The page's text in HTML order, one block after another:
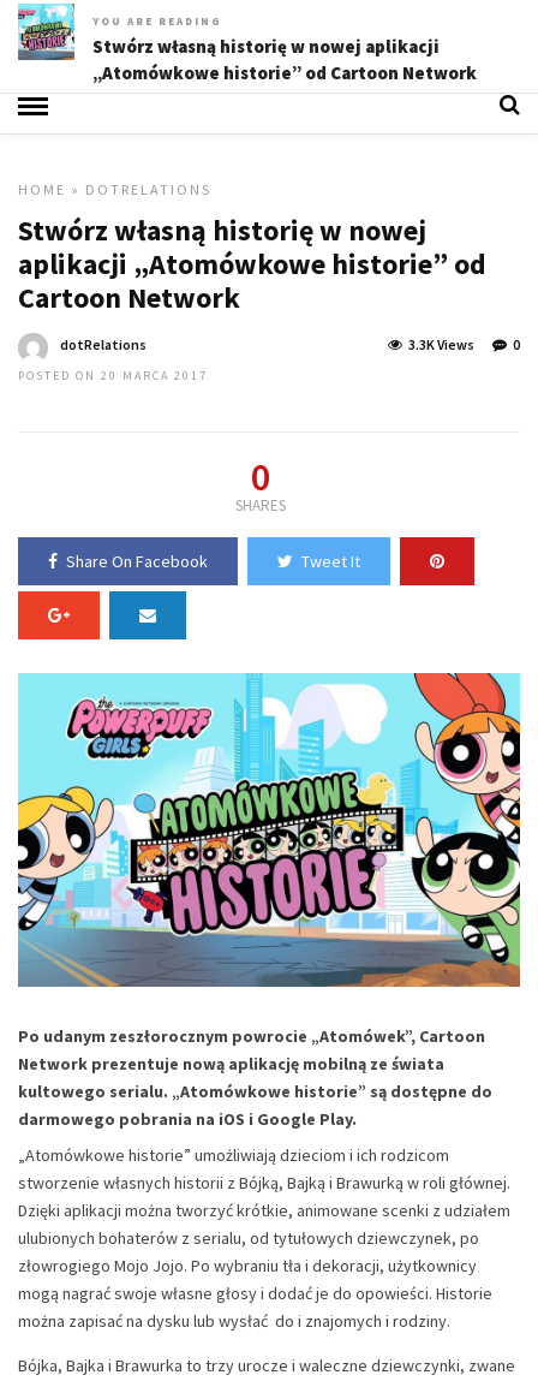
HOME » DOTRELATIONS
Stwórz własną historię w nowej
aplikacji „Atomówkowe historie” od
Cartoon Network
dotRelations
POSTED ON 20 MARCA 2017
0
3.3K Views
0
SHARES
Share On Facebook Tweet It
Po udanym zeszłorocznym powrocie „Atomówek”, Cartoon
Network prezentuje nową aplikację mobilną ze świata
kultowego serialu. „Atomówkowe historie” są dostępne do
darmowego pobrania na iOS i Google Play.
„Atomówkowe historie” umożliwiają dzieciom i ich rodzicom
stworzenie własnych historii z Bójką, Bajką i Brawurką w roli głównej.
Dzięki aplikacji można tworzyć krótkie, animowane scenki z udziałem
ulubionych bohaterów z serialu, od tytułowych dziewczynek, po
złowrogiego Mojo Jojo. Po wybraniu tła i dekoracji, użytkownicy
mogą nagrać swoje własne głosy i dodać je do opowieści. Historie
można zapisać na dysku lub wysłać do i znajomych i rodziny.
Bójka, Bajka i Brawurka to trzy urocze i waleczne dziewczynki, zwane